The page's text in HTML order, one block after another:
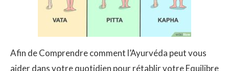
Afin de Comprendre comment l’Ayurvéda peut vous
aider dans votre quotidien pour rétablir votre Equilibre